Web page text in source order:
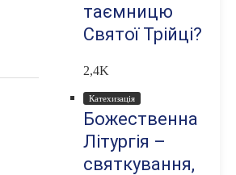
таємницю
Святої Трійці?
2,4K
Катехизація
Божественна
Літургія –
святкування,